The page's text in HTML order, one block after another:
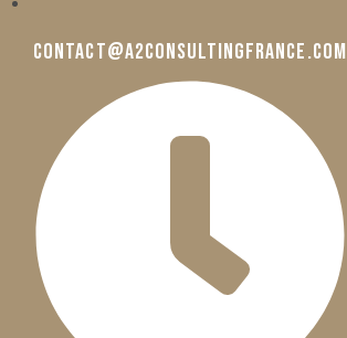
contact@a2consultingfrance.com